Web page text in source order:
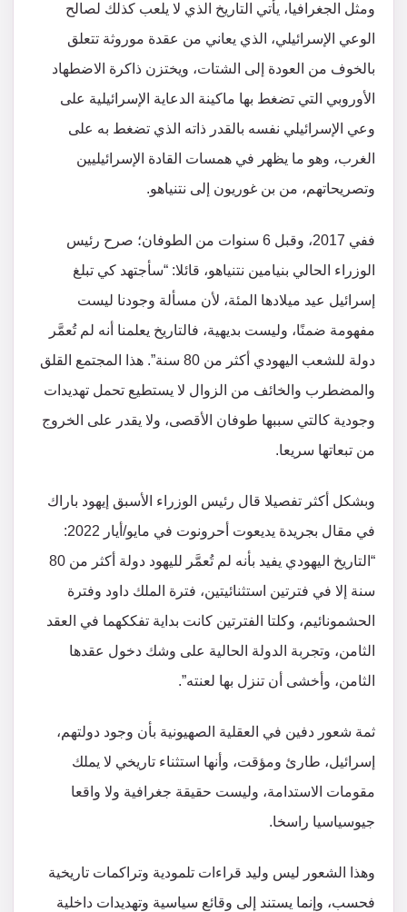
ومثل الجغرافيا، يأتي التاريخ الذي لا يلعب كذلك لصالح
الوعي الإسرائيلي، الذي يعاني من عقدة موروثة تتعلق
بالخوف من العودة إلى الشتات، ويختزن ذاكرة الاضطهاد
الأوروبي التي تضغط بها ماكينة الدعاية الإسرائيلية على
وعي الإسرائيلي نفسه بالقدر ذاته الذي تضغط به على
الغرب، وهو ما يظهر في همسات القادة الإسرائيليين
وتصريحاتهم، من بن غوريون إلى نتنياهو.
ففي 2017، وقبل 6 سنوات من الطوفان؛ صرح رئيس
الوزراء الحالي بنيامين نتنياهو، قائلا: “سأجتهد كي تبلغ
إسرائيل عيد ميلادها المئة، لأن مسألة وجودنا ليست
مفهومة ضمنًا، وليست بديهية، فالتاريخ يعلمنا أنه لم تُعمَّر
دولة للشعب اليهودي أكثر من 80 سنة”. هذا المجتمع القلق
والمضطرب والخائف من الزوال لا يستطيع تحمل تهديدات
وجودية كالتي سببها طوفان الأقصى، ولا يقدر على الخروج
من تبعاتها سريعا.
وبشكل أكثر تفصيلا قال رئيس الوزراء الأسبق إيهود باراك
في مقال بجريدة يديعوت أحرونوت في مايو/أيار 2022:
“التاريخ اليهودي يفيد بأنه لم تُعمَّر لليهود دولة أكثر من 80
سنة إلا في فترتين استثنائيتين، فترة الملك داود وفترة
الحشمونائيم، وكلتا الفترتين كانت بداية تفككهما في العقد
الثامن، وتجربة الدولة الحالية على وشك دخول عقدها
الثامن، وأخشى أن تنزل بها لعنته”.
ثمة شعور دفين في العقلية الصهيونية بأن وجود دولتهم،
إسرائيل، طارئ ومؤقت، وأنها استثناء تاريخي لا يملك
مقومات الاستدامة، وليست حقيقة جغرافية ولا واقعا
جيوسياسيا راسخا.
وهذا الشعور ليس وليد قراءات تلمودية وتراكمات تاريخية
فحسب، وإنما يستند إلى وقائع سياسية وتهديدات داخلية